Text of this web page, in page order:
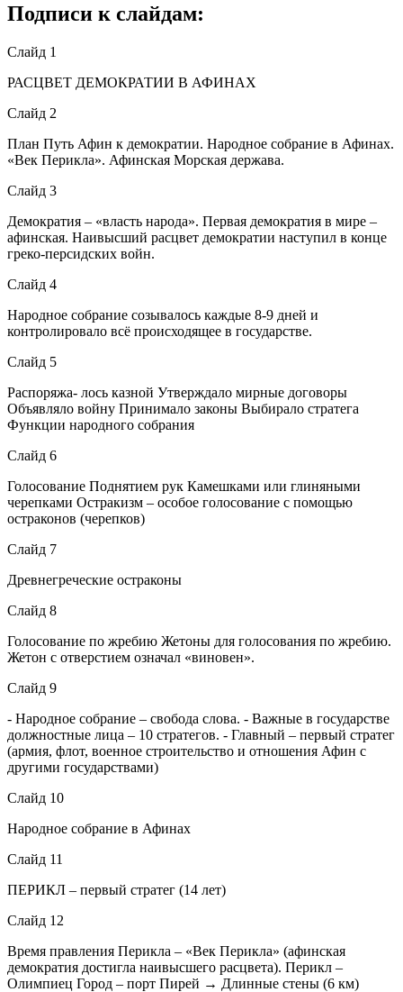
Подписи к слайдам:
Слайд 1
РАСЦВЕТ ДЕМОКРАТИИ В АФИНАХ
Слайд 2
План Путь Афин к демократии. Народное собрание в Афинах.
«Век Перикла». Афинская Морская держава.
Слайд 3
Демократия – «власть народа». Первая демократия в мире –
афинская. Наивысший расцвет демократии наступил в конце
греко-персидских войн.
Слайд 4
Народное собрание созывалось каждые 8-9 дней и
контролировало всё происходящее в государстве.
Слайд 5
Распоряжа- лось казной Утверждало мирные договоры
Объявляло войну Принимало законы Выбирало стратега
Функции народного собрания
Слайд 6
Голосование Поднятием рук Камешками или глиняными
черепками Остракизм – особое голосование с помощью
остраконов (черепков)
Слайд 7
Древнегреческие остраконы
Слайд 8
Голосование по жребию Жетоны для голосования по жребию.
Жетон с отверстием означал «виновен».
Слайд 9
- Народное собрание – свобода слова. - Важные в государстве
должностные лица – 10 стратегов. - Главный – первый стратег
(армия, флот, военное строительство и отношения Афин с
другими государствами)
Слайд 10
Народное собрание в Афинах
Слайд 11
ПЕРИКЛ – первый стратег (14 лет)
Слайд 12
Время правления Перикла – «Век Перикла» (афинская
демократия достигла наивысшего расцвета). Перикл –
Олимпиец Город – порт Пирей → Длинные стены (6 км)